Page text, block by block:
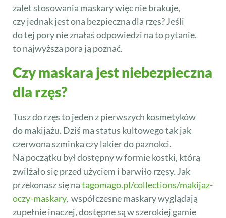
zalet stosowania maskary więc nie brakuje,
czy jednak jest ona bezpieczna dla rzęs? Jeśli
do tej pory nie znałaś odpowiedzi na to pytanie,
to najwyższa pora ją poznać.
Czy maskara jest niebezpieczna
dla rzęs?
Tusz do rzęs to jeden z pierwszych kosmetyków
do makijażu. Dziś ma status kultowego tak jak
czerwona szminka czy lakier do paznokci.
Na początku był dostępny w formie kostki, którą
zwilżało się przed użyciem i barwiło rzęsy. Jak
przekonasz się natagomago.pl/collections/makijaz-
oczy-maskary, współczesne maskary wyglądają
zupełnie inaczej, dostępne są w szerokiej gamie